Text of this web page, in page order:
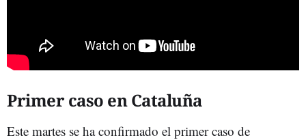
Primer caso en Cataluña
Este martes se ha confirmado el primer caso de